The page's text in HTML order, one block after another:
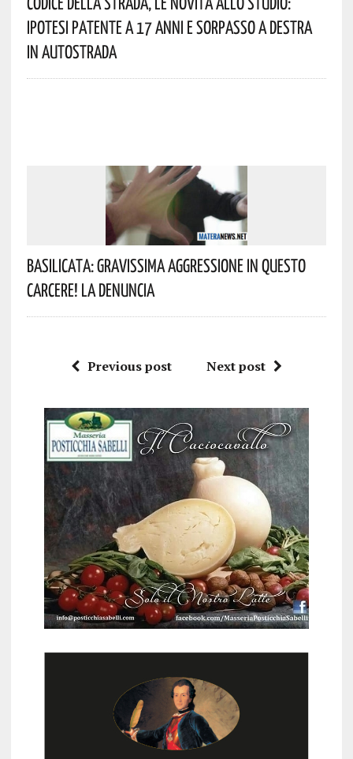
Ipotesi Patente A 17 Anni E Sorpasso A Destra
In Autostrada
Basilicata: Gravissima Aggressione In Questo
Carcere! La Denuncia
Previous post Next post